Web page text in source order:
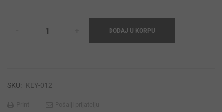
DODAJ U KORPU
SKU: KEY-012